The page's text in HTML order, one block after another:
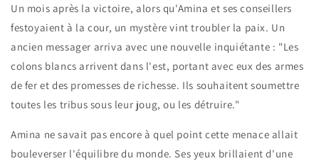
Un mois après la victoire, alors qu'Amina et ses conseillers
festoyaient à la cour, un mystère vint troubler la paix. Un
ancien messager arriva avec une nouvelle inquiétante : "Les
colons blancs arrivent dans l'est, portant avec eux des armes
de fer et des promesses de richesse. Ils souhaitent soumettre
toutes les tribus sous leur joug, ou les détruire."
Amina ne savait pas encore à quel point cette menace allait
bouleverser l'équilibre du monde. Ses yeux brillaient d'une